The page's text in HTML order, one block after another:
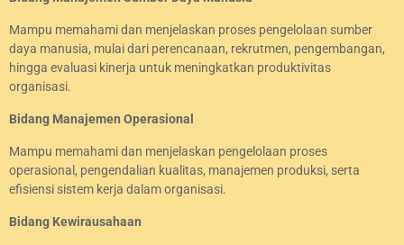
Mampu memahami dan menjelaskan proses pengelolaan sumber
daya manusia, mulai dari perencanaan, rekrutmen, pengembangan,
hingga evaluasi kinerja untuk meningkatkan produktivitas
organisasi.
Bidang Manajemen Operasional
Mampu memahami dan menjelaskan pengelolaan proses
operasional, pengendalian kualitas, manajemen produksi, serta
efisiensi sistem kerja dalam organisasi.
Bidang Kewirausahaan